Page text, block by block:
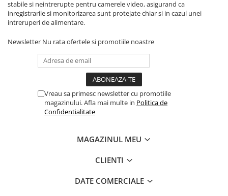
Yale Electromagnetice
Electromagneti
Interfoane-Videointerfoane
Videointerfoane
Kit Videointerfoane
Posturi Exterioare
Camere IP
Camere IP 5MP
Camere IP Industriale & Speciale
stabile si neintrerupte pentru camerele video, asigurand ca
inregistrarile si monitorizarea sunt protejate chiar si in cazul unei
intreruperi de alimentare.
Newsletter Nu rata ofertele si promotiile noastre
Vreau sa primesc newsletter cu promotiile
magazinului. Afla mai multe in Politica de
Confidentialitate
MAGAZINUL MEU
CLIENTI
DATE COMERCIALE